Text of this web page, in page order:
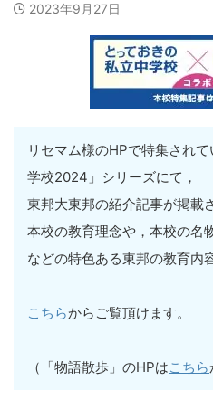
2023年9月27日
リセマム様のHPで特集され
学校2024」シリーズにて，
東邦大東邦の紹介記事が掲載
本校の教育理念や，本校の名
などの特色ある東邦の教育内
こちらからご覧頂けます。
（「物語散歩」のHPはこちら